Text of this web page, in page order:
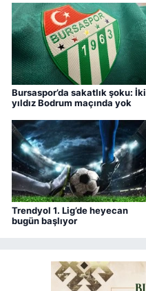
Bursaspor’da sakatlık şoku: İki
yıldız Bodrum maçında yok
Trendyol 1. Lig’de heyecan
bugün başlıyor